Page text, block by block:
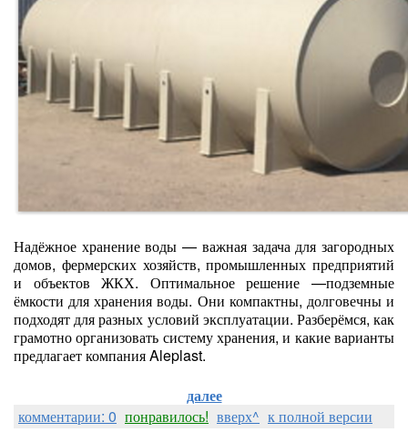
Надёжное хранение воды — важная задача для загородных
домов, фермерских хозяйств, промышленных предприятий
и объектов ЖКХ. Оптимальное решение —подземные
ёмкости для хранения воды. Они компактны, долговечны и
подходят для разных условий эксплуатации. Разберёмся, как
грамотно организовать систему хранения, и какие варианты
предлагает компания Aleplast.
далее
комментарии: 0 понравилось! вверх^ к полной версии